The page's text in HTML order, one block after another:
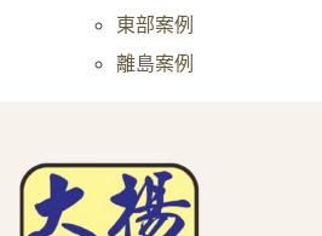
東部案例
離島案例